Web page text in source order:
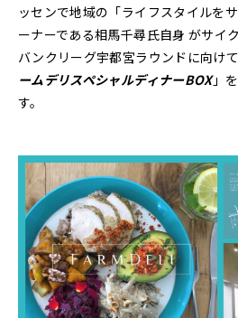
ッセンで地域の「ライフスタイルを
ーナーである相馬千尋氏自身 がサイ
バンクリーグ宇都宮ラウンドに向け
ームデリスペシャルディナーBOX」
す。